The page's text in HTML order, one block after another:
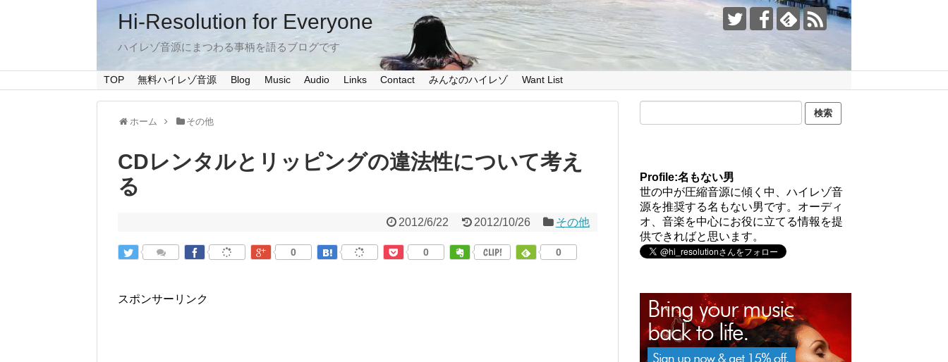
Hi-Resolution for Everyone
ハイレゾ音源にまつわる事柄を語るブログです
TOP 無料ハイレゾ音源 Blog Music Audio Links Contact みんなのハイレゾ Want List
ホーム その他
CDレンタルとリッピングの違法性について考え
る
2012/6/22 2012/10/26 その他
0 0 CLIP! 0
スポンサーリンク
Profile:名もない男
世の中が圧縮音源に傾く中、ハイレゾ音
源を推奨する名もない男です。オーディ
オ、音楽を中心にお役に立てる情報を提
供できればと思います。